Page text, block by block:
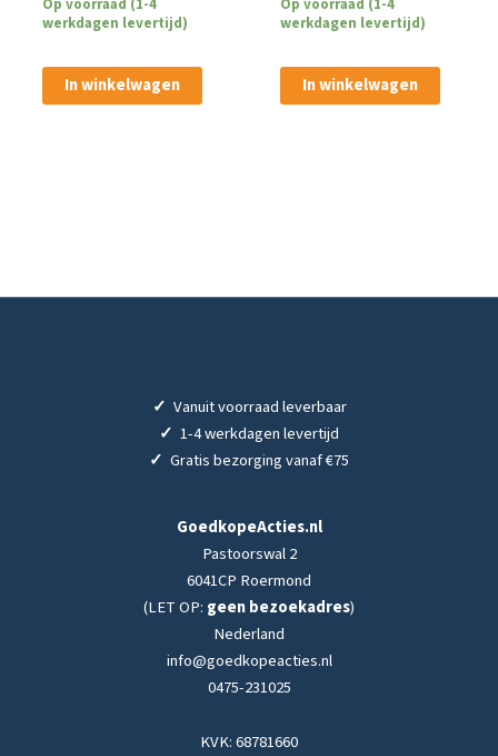
Op voorraad (1-4
werkdagen levertijd)
In winkelwagen
Op voorraad (1-4
werkdagen levertijd)
In winkelwagen
✓ Vanuit voorraad leverbaar
✓ 1-4 werkdagen levertijd
✓ Gratis bezorging vanaf €75
GoedkopeActies.nl
Pastoorswal 2
6041CP Roermond
(LET OP: geen bezoekadres)
Nederland
info@goedkopeacties.nl
0475-231025
KVK: 68781660